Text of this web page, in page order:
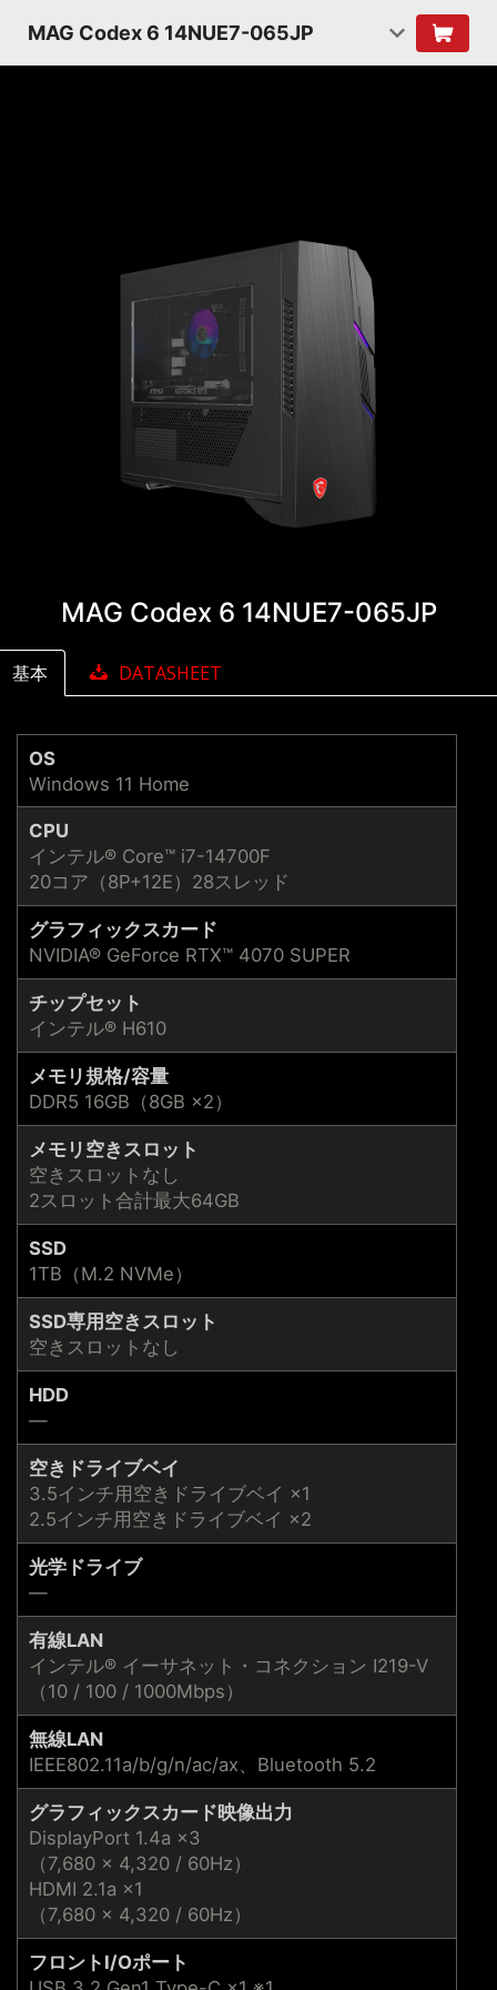
MAG Codex 6 14NUE7-065JP
MAG Codex 6 14NUE7-065JP
基本 DATASHEET
OS
Windows 11 Home
CPU
インテル® Core™ i7-14700F
20コア（8P+12E）28スレッド
グラフィックスカード
NVIDIA® GeForce RTX™ 4070 SUPER
チップセット
インテル® H610
メモリ規格/容量
DDR5 16GB（8GB ×2）
メモリ空きスロット
空きスロットなし
2スロット合計最大64GB
SSD
1TB（M.2 NVMe）
SSD専用空きスロット
空きスロットなし
HDD
―
空きドライブベイ
3.5インチ用空きドライブベイ ×1
2.5インチ用空きドライブベイ ×2
光学ドライブ
―
有線LAN
インテル® イーサネット・コネクション I219-V
（10 / 100 / 1000Mbps）
無線LAN
IEEE802.11a/b/g/n/ac/ax、Bluetooth 5.2
グラフィックスカード映像出力
DisplayPort 1.4a ×3
（7,680 × 4,320 / 60Hz）
HDMI 2.1a ×1
（7,680 × 4,320 / 60Hz）
フロントI/Oポート